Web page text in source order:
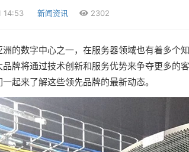
14:53 新闻资讯 2302
洲的数字中心之一，在服务器领域也有着多
品牌将通过技术创新和服务优势来争夺更多
起来了解这些领先品牌的最新动态。